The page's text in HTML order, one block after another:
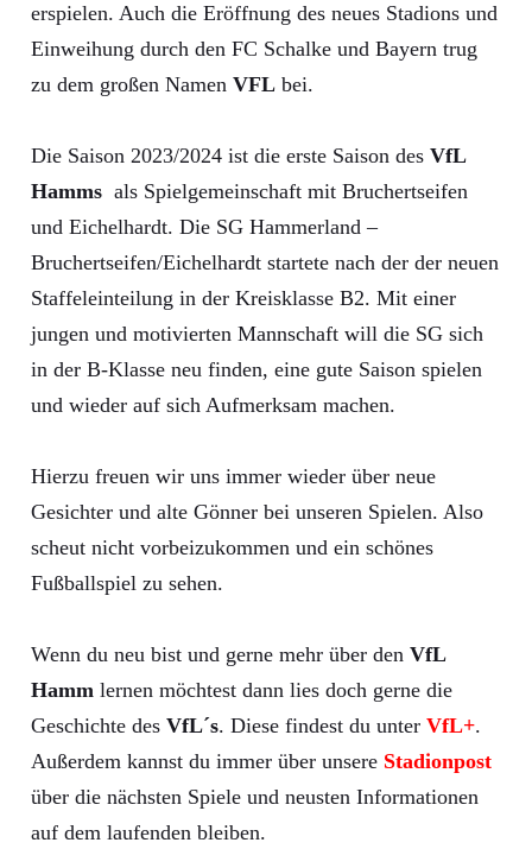
erspielen. Auch die Eröffnung des neues Stadions und
Einweihung durch den FC Schalke und Bayern trug
zu dem großen Namen VFL bei.
Die Saison 2023/2024 ist die erste Saison des VfL
Hamms als Spielgemeinschaft mit Bruchertseifen
und Eichelhardt. Die SG Hammerland –
Bruchertseifen/Eichelhardt startete nach der der neuen
Staffeleinteilung in der Kreisklasse B2. Mit einer
jungen und motivierten Mannschaft will die SG sich
in der B-Klasse neu finden, eine gute Saison spielen
und wieder auf sich Aufmerksam machen.
Hierzu freuen wir uns immer wieder über neue
Gesichter und alte Gönner bei unseren Spielen. Also
scheut nicht vorbeizukommen und ein schönes
Fußballspiel zu sehen.
Wenn du neu bist und gerne mehr über den VfL
Hamm lernen möchtest dann lies doch gerne die
Geschichte des VfL´s. Diese findest du unter VfL+.
Außerdem kannst du immer über unsere Stadionpost
über die nächsten Spiele und neusten Informationen
auf dem laufenden bleiben.